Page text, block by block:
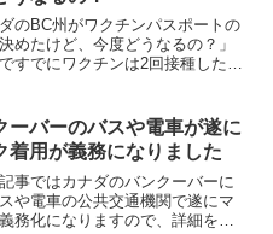
ダのBC州がワクチンパスポートの
めたけど、今度どうなるの？」
ですでにワクチンは2回接種したけ
へ向けて書いています💉はじめ
カナダのバン...
ーバーのバスや電車が遂に
着用が義務になりました
事ではカナダのバンクーバーに
や電車の公共交通機関で遂にマ
務化になりますので、詳細を紹